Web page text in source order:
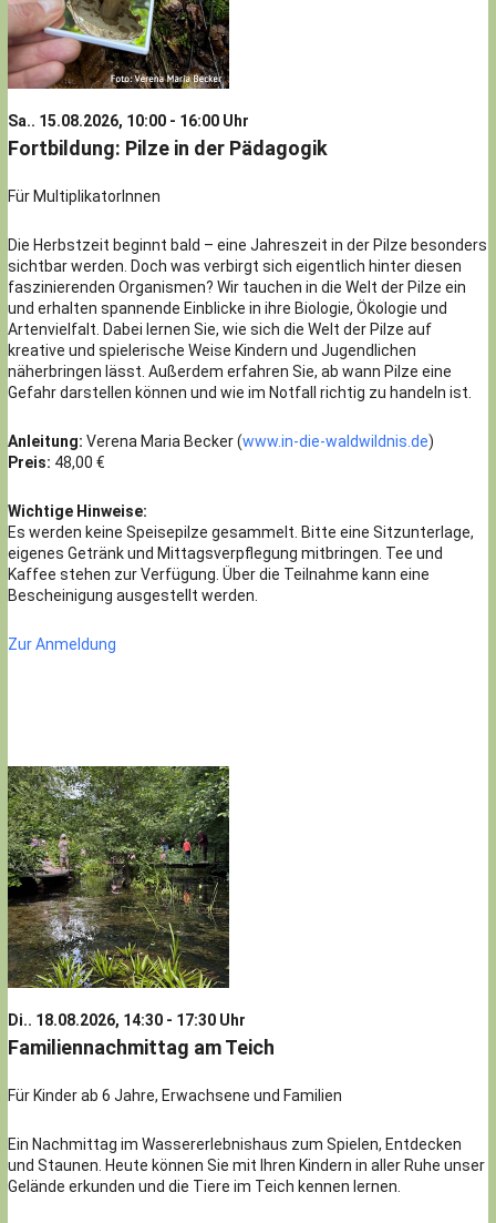
Sa.. 15.08.2026, 10:00 - 16:00 Uhr
Fortbildung: Pilze in der Pädagogik
Für MultiplikatorInnen
Die Herbstzeit beginnt bald – eine Jahreszeit in der Pilze besonders
sichtbar werden. Doch was verbirgt sich eigentlich hinter diesen
faszinierenden Organismen? Wir tauchen in die Welt der Pilze ein
und erhalten spannende Einblicke in ihre Biologie, Ökologie und
Artenvielfalt. Dabei lernen Sie, wie sich die Welt der Pilze auf
kreative und spielerische Weise Kindern und Jugendlichen
näherbringen lässt. Außerdem erfahren Sie, ab wann Pilze eine
Gefahr darstellen können und wie im Notfall richtig zu handeln ist.
Anleitung: Verena Maria Becker (www.in-die-waldwildnis.de)
Preis: 48,00 €
Wichtige Hinweise:
Es werden keine Speisepilze gesammelt. Bitte eine Sitzunterlage,
eigenes Getränk und Mittagsverpflegung mitbringen. Tee und
Kaffee stehen zur Verfügung. Über die Teilnahme kann eine
Bescheinigung ausgestellt werden.
Zur Anmeldung
Di.. 18.08.2026, 14:30 - 17:30 Uhr
Familiennachmittag am Teich
Für Kinder ab 6 Jahre, Erwachsene und Familien
Ein Nachmittag im Wassererlebnishaus zum Spielen, Entdecken
und Staunen. Heute können Sie mit Ihren Kindern in aller Ruhe unser
Gelände erkunden und die Tiere im Teich kennen lernen.